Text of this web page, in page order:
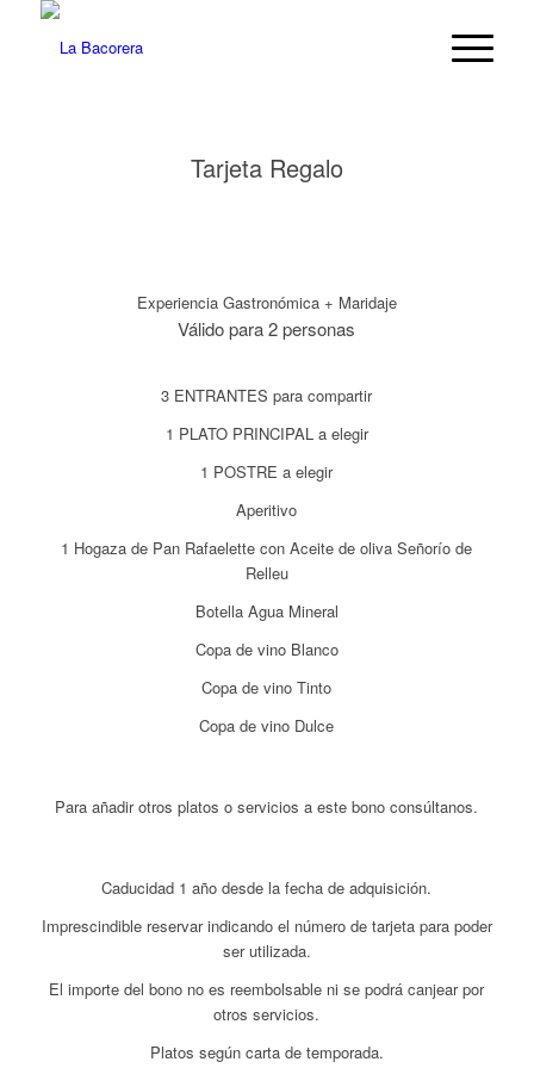
Tarjeta Regalo
Experiencia Gastronómica + Maridaje
Válido para 2 personas
3 ENTRANTES para compartir
1 PLATO PRINCIPAL a elegir
1 POSTRE a elegir
Aperitivo
1 Hogaza de Pan Rafaelette con Aceite de oliva Señorío de
Relleu
Botella Agua Mineral
Copa de vino Blanco
Copa de vino Tinto
Copa de vino Dulce
Para añadir otros platos o servicios a este bono consúltanos.
Caducidad 1 año desde la fecha de adquisición.
Imprescindible reservar indicando el número de tarjeta para poder
ser utilizada.
El importe del bono no es reembolsable ni se podrá canjear por
otros servicios.
Platos según carta de temporada.